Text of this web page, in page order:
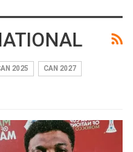
2025 CAN 2027